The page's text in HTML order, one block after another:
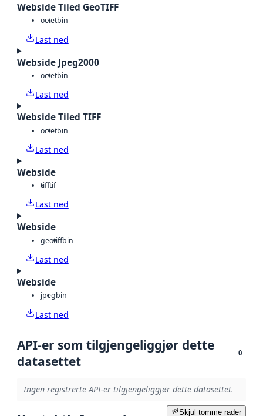
Webside Tiled GeoTIFF
octetbin
Last ned
Webside Jpeg2000
octetbin
Last ned
Webside Tiled TIFF
octetbin
Last ned
Webside
tifftif
Last ned
Webside
geotiffbin
Last ned
Webside
jpegbin
Last ned
API-er som tilgjengeliggjør dette
datasettet
0
Ingen registrerte API-er tilgjengeliggjør dette datasettet.
Skjul tomme rader